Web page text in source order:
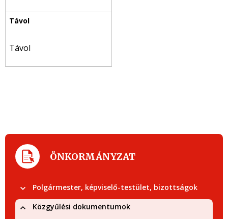
Távol
ÖNKORMÁNYZAT
Polgármester, képviselő-testület, bizottságok
Közgyűlési dokumentumok